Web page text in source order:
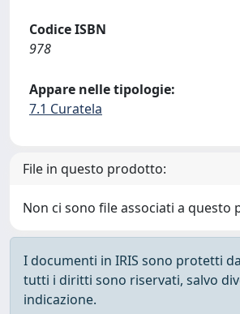
Codice ISBN
978
Appare nelle tipologie:
7.1 Curatela
File in questo prodotto:
Non ci sono file associati a questo
I documenti in IRIS sono protetti
tutti i diritti sono riservati, salvo
indicazione.